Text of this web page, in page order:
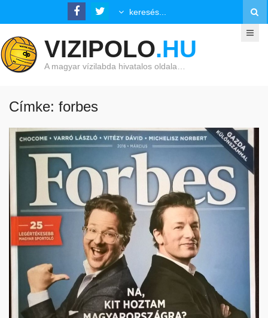
VIZIPOLO.HU
A magyar vízilabda hivatalos oldala…
Címke: forbes